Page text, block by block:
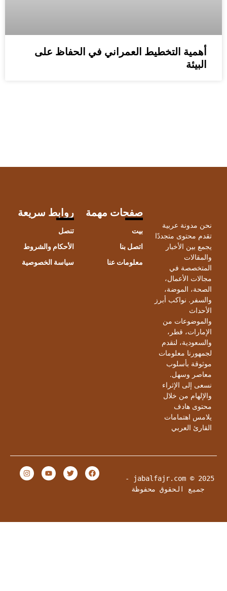
أهمية التخطيط العمراني في الحفاظ على
البيئة
صفحات مهمة
اتصل بنا
معلومات عنا
روابط سريعة
الأحكام والشروط
سياسة الخصوصية
نحن مدونة عربية
تقدم محتوى متجددًا
يجمع بين الأخبار
والمقالات
المتخصصة في
مجالات الأعمال،
الصحة، الموضة،
والسفر. نواكب أبرز
الأحداث
والموضوعات من
الإمارات، قطر،
والسعودية، لنقدم
لجمهورنا معلومات
موثوقة بأسلوب
معاصر وسهل.
نسعى إلى الإثراء
والإلهام من خلال
محتوى هادف
يلامس اهتمامات
القارئ العربي
jabalfajr.com © 2025 -
جميع الحقوق محفوظة